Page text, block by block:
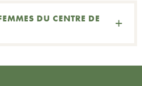
DU CENTRE DE